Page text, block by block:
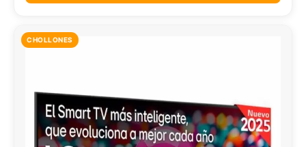
CHOLLONES